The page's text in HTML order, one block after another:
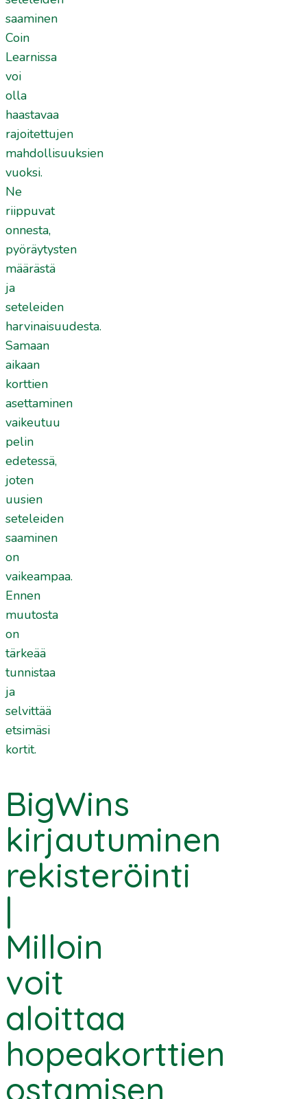
saaminen
Coin
Learnissa
voi
olla
haastavaa
rajoitettujen
mahdollisuuksien
vuoksi.
Ne
riippuvat
onnesta,
pyöräytysten
määrästä
ja
seteleiden
harvinaisuudesta.
Samaan
aikaan
korttien
asettaminen
vaikeutuu
pelin
edetessä,
joten
uusien
seteleiden
saaminen
on
vaikeampaa.
Ennen
muutosta
on
tärkeää
tunnistaa
ja
selvittää
etsimäsi
kortit.
BigWins
kirjautuminen
rekisteröinti
|
Milloin
voit
aloittaa
hopeakorttien
ostamisen